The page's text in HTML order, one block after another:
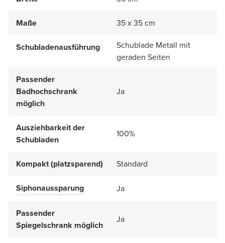
Maße 35 x 35 cm
Schubladenausführung
Schublade Metall mit
geraden Seiten
Passender
Badhochschrank
möglich
Ja
Ausziehbarkeit der
Schubladen
100%
Kompakt (platzsparend) Standard
Siphonaussparung Ja
Passender
Spiegelschrank möglich
Ja